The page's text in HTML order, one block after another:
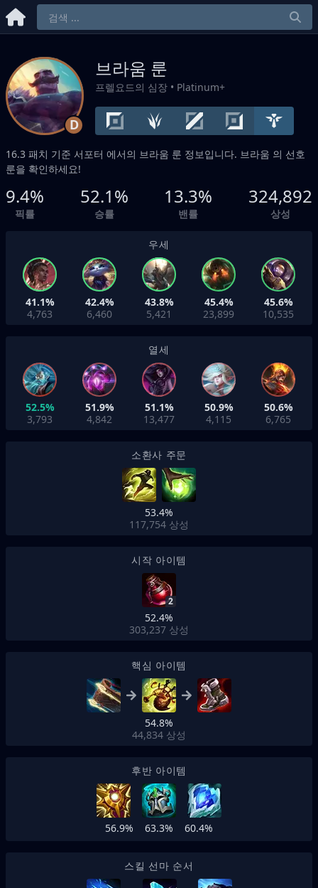
D
브라움 룬
프렐요드의 심장 • Platinum+
16.3 패치 기준 서포터 에서의 브라움 룬 정보입니다. 브라움 의 선호
룬을 확인하세요!
9.4%
픽률
52.1%
승률
13.3%
밴률
324,892
상성
우세
41.1%
4,763
42.4%
6,460
43.8%
5,421
45.4%
23,899
45.6%
10,535
열세
52.5%
3,793
51.9%
4,842
51.1%
13,477
50.9%
4,115
50.6%
6,765
소환사 주문
53.4%
117,754 상성
시작 아이템
2
52.4%
303,237 상성
핵심 아이템
54.8%
44,834 상성
후반 아이템
56.9% 63.3% 60.4%
스킬 선마 순서